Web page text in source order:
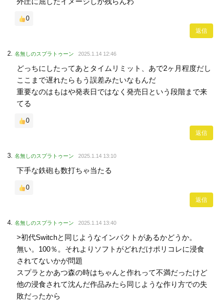
0
返信
名無しのスプラトゥーン 2025.1.14 12:46
どっちにしたってあとタイムリミット、あで2ヶ月程度だし
ここまで遅れたらもう誤差みたいなもんだ
重要なのはもはや発表日ではなく発売日という段階まで来
てる
0
返信
名無しのスプラトゥーン 2025.1.14 13:10
下手な鉄砲も数打ちゃ当たる
0
返信
名無しのスプラトゥーン 2025.1.14 13:40
>初代Switchと同じようなインパクトがあるかどうか。
無い。100％。それよりソフトがどれだけポリコレに浸食
されてないかが問題
スプラとかあつ森の時はちゃんと作れって不満だったけど
他の浸食されて沈んだ作品みたら同じような作り方での失
敗だったから